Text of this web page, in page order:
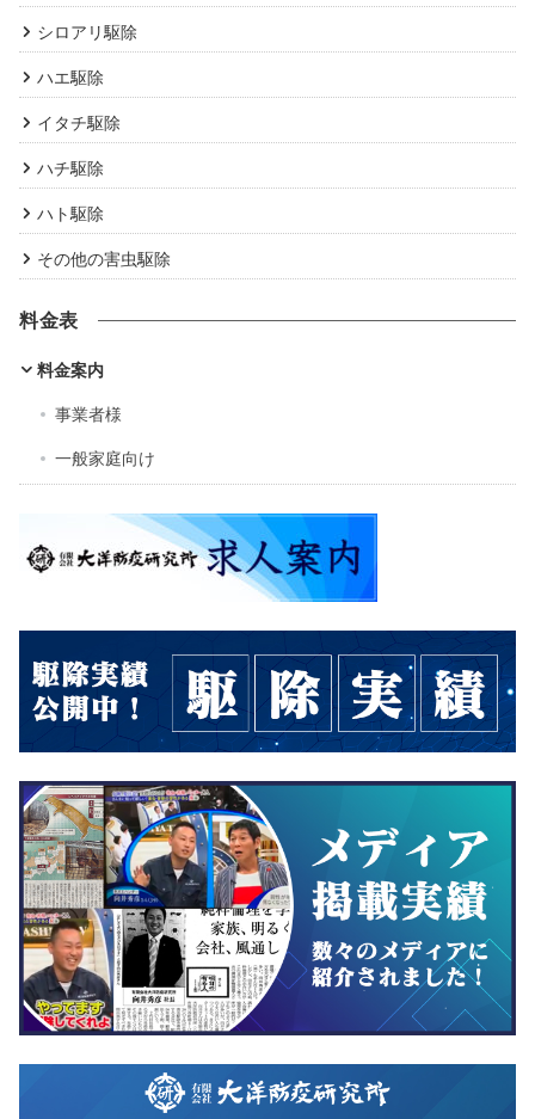
シロアリ駆除
ハエ駆除
イタチ駆除
ハチ駆除
ハト駆除
その他の害虫駆除
料金表
料金案内
事業者様
一般家庭向け